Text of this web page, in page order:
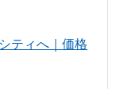
ティへ｜価格